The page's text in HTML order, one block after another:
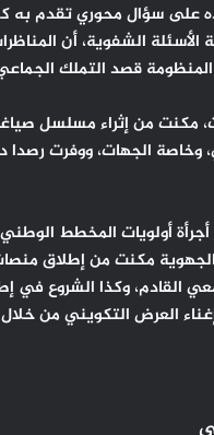
سؤال محوري تقدم به كل
الشفوية، أن
قصد التملك
مكنت من إثراء مسلسل
الجهات، ووفرت رصدا
أولويات المخطط الوطني
مكنت من إطلاق
القادم، وكذا الشروع في
العرض التكويني من